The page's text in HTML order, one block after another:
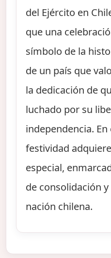
del Ejército en
que una
símbolo de la
de un país que
la dedicación de
luchado por su
independencia. En
festividad
especial,
de consolidación
nación chilena.